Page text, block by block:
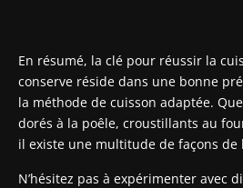
En résumé, la clé pour réussir la
conserve réside dans une bonne
la méthode de cuisson adaptée.
dorés à la poêle, croustillants au
il existe une multitude de façons de
N’hésitez pas à expérimenter avec